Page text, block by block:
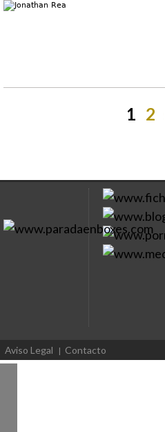
1 2
Aviso Legal Contacto